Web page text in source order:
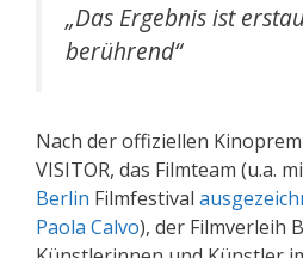
„Das Ergebnis ist
berührend“
Nach der offiziellen
VISITOR, das Filmteam (u.a.
Berlin Filmfestival
Paola Calvo), der Filmverleih